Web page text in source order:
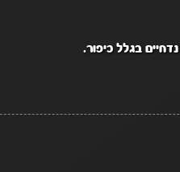
בגלל כיפור.